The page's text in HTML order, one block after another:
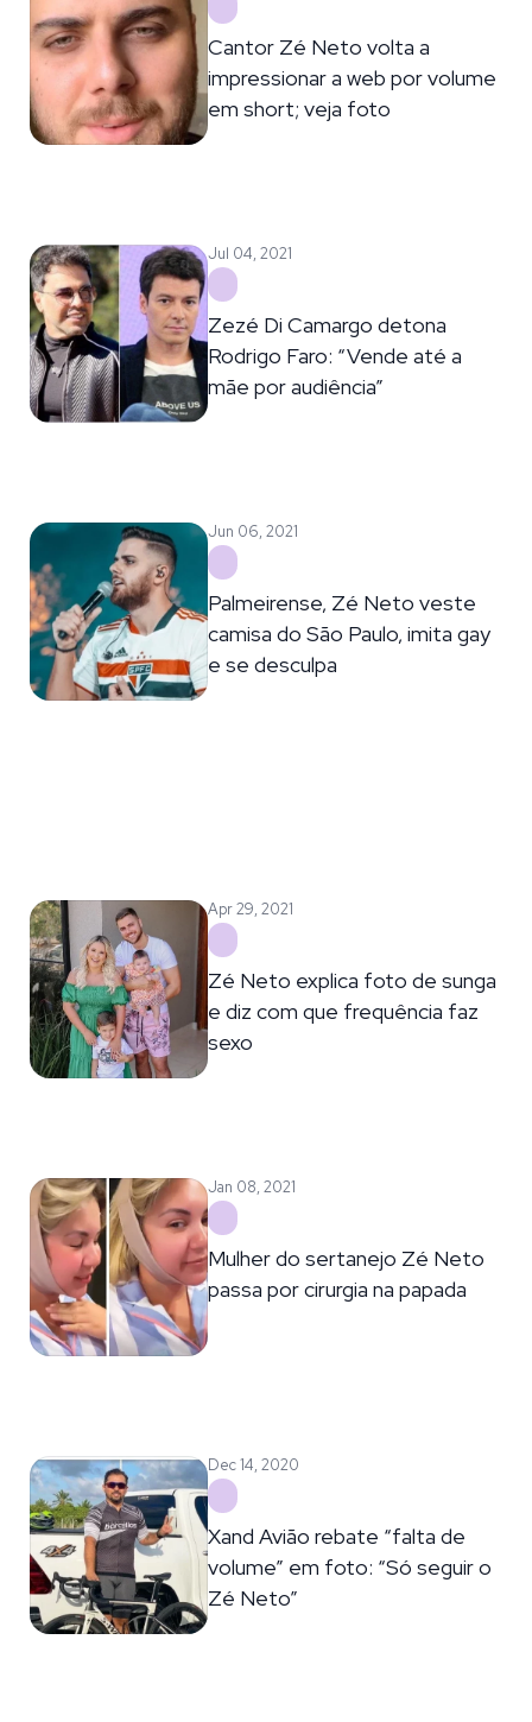
Cantor Zé Neto volta a
impressionar a web por volume
em short; veja foto
Jul 04, 2021
Zezé Di Camargo detona
Rodrigo Faro: “Vende até a
mãe por audiência”
Jun 06, 2021
Palmeirense, Zé Neto veste
camisa do São Paulo, imita gay
e se desculpa
Apr 29, 2021
Zé Neto explica foto de sunga
e diz com que frequência faz
sexo
Jan 08, 2021
Mulher do sertanejo Zé Neto
passa por cirurgia na papada
Dec 14, 2020
Xand Avião rebate “falta de
volume” em foto: “Só seguir o
Zé Neto”